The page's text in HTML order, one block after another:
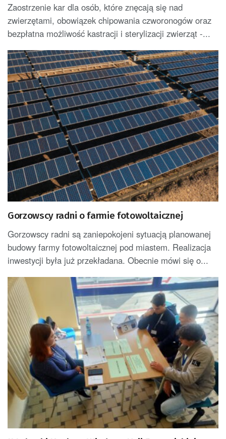
Zaostrzenie kar dla osób, które znęcają się nad
zwierzętami, obowiązek chipowania czworonogów oraz
bezpłatna możliwość kastracji i sterylizacji zwierząt -...
Gorzowscy radni o farmie fotowoltaicznej
Gorzowscy radni są zaniepokojeni sytuacją planowanej
budowy farmy fotowoltaicznej pod miastem. Realizacja
inwestycji była już przekładana. Obecnie mówi się o...